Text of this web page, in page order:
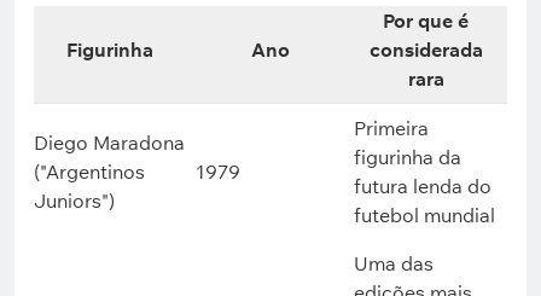
Figurinha Ano
Por que é
considerada
rara
Diego Maradona
("Argentinos
Juniors")
1979
Primeira
figurinha da
futura lenda do
futebol mundial
Uma das